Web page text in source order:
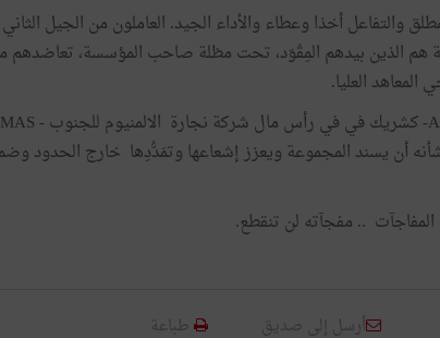
والتفاعل أخذا وعطاء والأداء الجيد. العاملون من الجيل
هم الذين بيدهم المِقْوَد، تحت مظلة صاحب المؤسسة،
العليا.
أن يسند المجموعة ويعزز إشعاعها وتمَدُّدِها خارج الحدود
.. مفجآته لن تنقطع.
أرسل إلى صديق طباعة